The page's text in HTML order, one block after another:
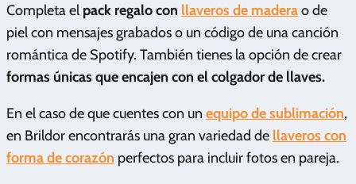
Completa el pack regalo con llaveros de maderao de
piel con mensajes grabados o un código de una canción
romántica de Spotify. También tienes la opción de crear
formas únicas que encajen con el colgador de llaves.
En el caso de que cuentes con un equipo de sublimación,
en Brildor encontrarás una gran variedad de llaveros con
forma de corazón perfectos para incluir fotos en pareja.